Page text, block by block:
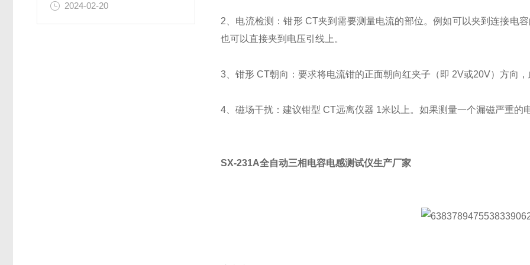
2024-02-20
2、电流检测：钳形 CT夹到需要测量电流的部位。例如可以夹到连接电
也可以直接夹到电压引线上。
3、钳形 CT朝向：要求将电流钳的正面朝向红夹子（即 2V或20V）方向
4、磁场干扰：建议钳型 CT远离仪器 1米以上。如果测量一个漏磁严重的
SX-231A全自动三相电容电感测试仪生产厂家